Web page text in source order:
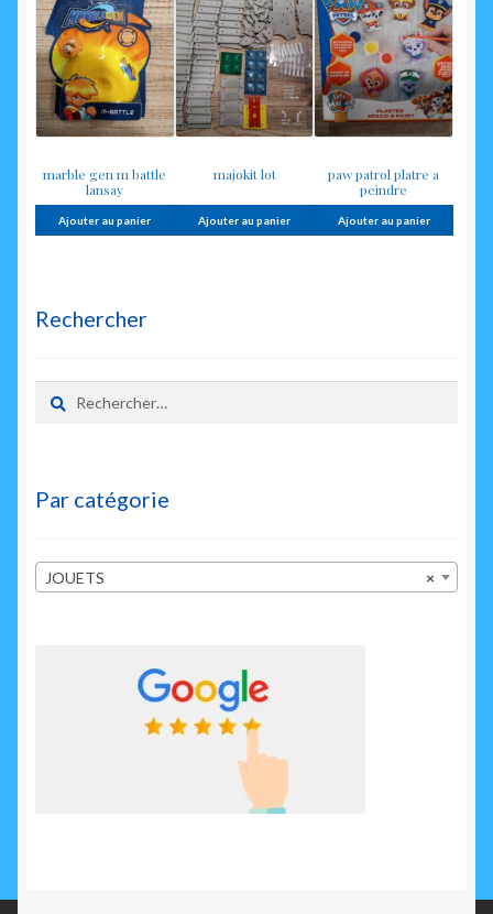
marble gen m battle
lansay
Ajouter au panier
majokit lot
Ajouter au panier
paw patrol platre a
peindre
Ajouter au panier
Rechercher
Rechercher :
Par catégorie
×
JOUETS